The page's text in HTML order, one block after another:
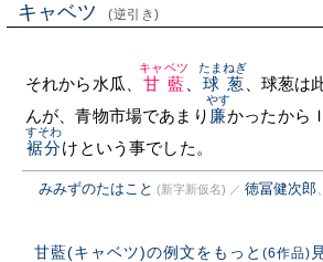
キャベツ (逆引き)
それから水瓜、 甘藍
キャベツ
球葱
たまねぎ
、球葱は
んが、青物市場であまり 廉
やす
かったから
裾分
すそわ
けという事でした。
みみずのたはこと (新字新仮名) ／ 徳冨健次郎、
甘藍(キャベツ)の例文をもっと (6作品)